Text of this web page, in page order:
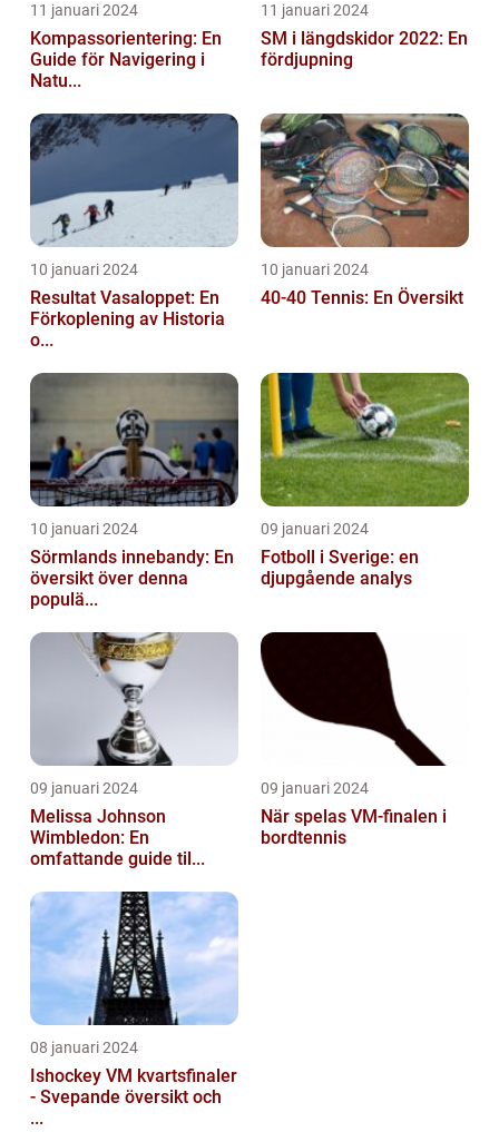
11 januari 2024
Kompassorientering: En
Guide för Navigering i
Natu...
11 januari 2024
SM i längdskidor 2022: En
fördjupning
10 januari 2024
Resultat Vasaloppet: En
Förkoplening av Historia
o...
10 januari 2024
40-40 Tennis: En Översikt
10 januari 2024
Sörmlands innebandy: En
översikt över denna
populä...
09 januari 2024
Fotboll i Sverige: en
djupgående analys
09 januari 2024
Melissa Johnson
Wimbledon: En
omfattande guide til...
09 januari 2024
När spelas VM-finalen i
bordtennis
08 januari 2024
Ishockey VM kvartsfinaler
- Svepande översikt och
...